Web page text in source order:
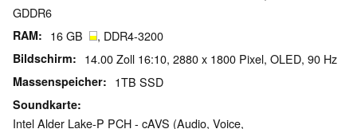
GDDR6
RAM 16 GB , DDR4-3200
Bildschirm 14.00 Zoll 16:10, 2880 x 1800 Pixel, OLED, 90 Hz
Massenspeicher 1TB SSD
Soundkarte
Intel Alder Lake-P PCH - cAVS (Audio, Voice,